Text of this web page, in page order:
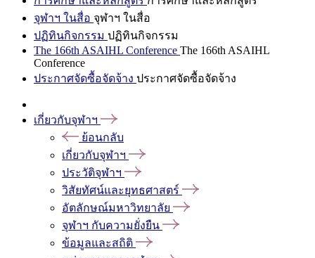
จุฬาฯ ในสื่อ จุฬาฯ ในสื่อ
ปฏิทินกิจกรรม ปฏิทินกิจกรรม
The 166th ASAIHL Conference The 166th ASAIHL
Conference
ประกาศจัดซื้อจัดจ้าง ประกาศจัดซื้อจัดจ้าง
เกี่ยวกับจุฬาฯ
ย้อนกลับ
เกี่ยวกับจุฬาฯ
ประวัติจุฬาฯ
วิสัยทัศน์และยุทธศาสตร์
อัตลักษณ์มหาวิทยาลัย
จุฬาฯ กับความยั่งยืน
ข้อมูลและสถิติ